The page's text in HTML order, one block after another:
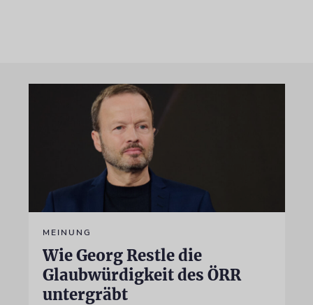
MEINUNG
Wie Georg Restle die
Glaubwürdigkeit des ÖRR
untergräbt